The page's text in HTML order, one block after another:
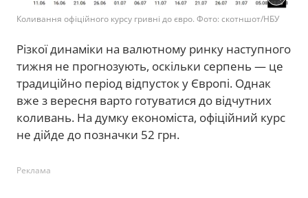
Коливання офіційного курсу гривні до євро. Фото: скотншот/НБУ
Різкої динаміки на валютному ринку наступного
тижня не прогнозують, оскільки серпень — це
традиційно період відпусток у Європі. Однак
вже з вересня варто готуватися до відчутних
коливань. На думку економіста, офіційний курс
не дійде до позначки 52 грн.
Реклама